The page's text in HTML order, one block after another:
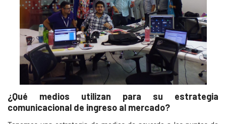
¿Qué medios utilizan para su estrategia
comunicacional de ingreso al mercado?